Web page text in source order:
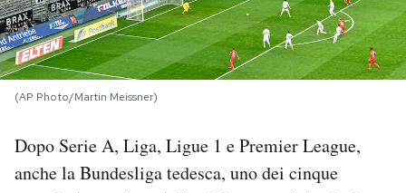
PODCAST
NEWSLETTER
I MIEI PREFERITI
(AP Photo/Martin Meissner)
Dopo Serie A, Liga, Ligue 1 e Premier League,
anche la Bundesliga tedesca, uno dei cinque